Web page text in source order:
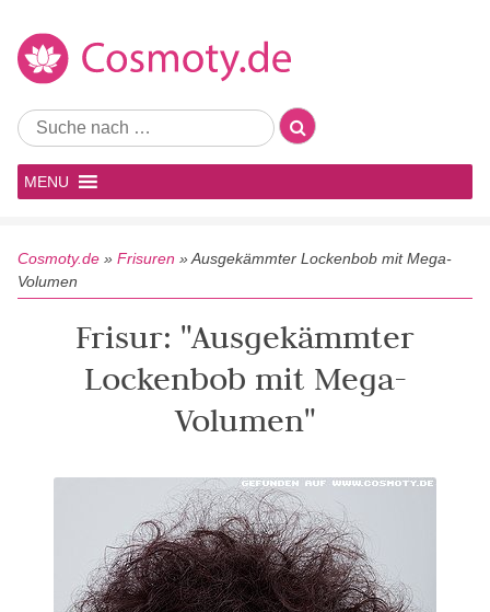
MENU
Cosmoty.de » Frisuren »Ausgekämmter Lockenbob mit Mega-
Volumen
Frisur: "Ausgekämmter
Lockenbob mit Mega-
Volumen"